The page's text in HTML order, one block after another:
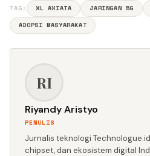
TAG: XL AXIATA JARINGAN 5G
ADOPSI MASYARAKAT
RI
Riyandy Aristyo
PENULIS
Jurnalis teknologi
chipset, dan ekosistem digital